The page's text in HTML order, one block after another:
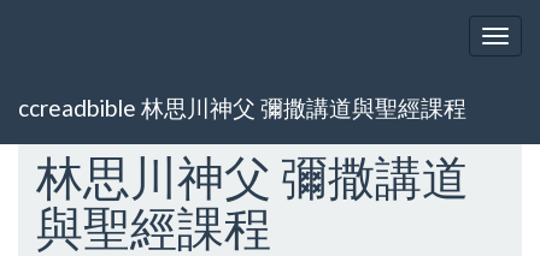
ccreadbible 林思川神父 彌撒講道與聖經課程
林思川神父 彌撒講道
與聖經課程